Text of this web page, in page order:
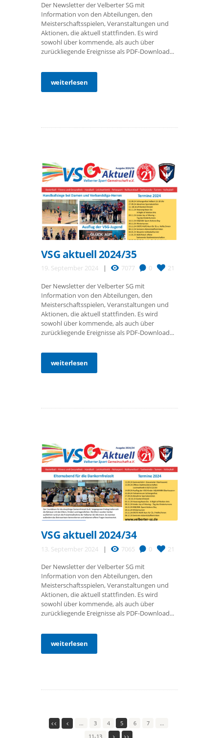
Der Newsletter der Velberter SG mit
Information von den Abteilungen, den
Meisterschaftsspielen, Veranstaltungen und
Aktionen, die aktuell stattfinden. Es wird
sowohl über kommende, als auch über
zurückliegende Ereignisse als PDF-Download...
weiterlesen
VSG aktuell 2024/35
19. September 2024 7077 0 21
Der Newsletter der Velberter SG mit
Information von den Abteilungen, den
Meisterschaftsspielen, Veranstaltungen und
Aktionen, die aktuell stattfinden. Es wird
sowohl über kommende, als auch über
zurückliegende Ereignisse als PDF-Download...
weiterlesen
VSG aktuell 2024/34
13. September 2024 7065 0 21
Der Newsletter der Velberter SG mit
Information von den Abteilungen, den
Meisterschaftsspielen, Veranstaltungen und
Aktionen, die aktuell stattfinden. Es wird
sowohl über kommende, als auch über
zurückliegende Ereignisse als PDF-Download...
weiterlesen
… 3 4 5 6 7
…
11-13